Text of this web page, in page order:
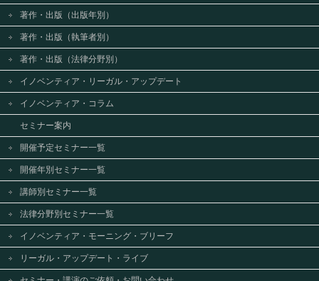
著作・出版（出版年別）
著作・出版（執筆者別）
著作・出版（法律分野別）
イノベンティア・リーガル・アップデート
イノベンティア・コラム
セミナー案内
開催予定セミナー一覧
開催年別セミナー一覧
講師別セミナー一覧
法律分野別セミナー一覧
イノベンティア・モーニング・ブリーフ
リーガル・アップデート・ライブ